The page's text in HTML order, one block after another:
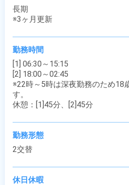
長期
※3ヶ月更新
勤務時間
[1] 06:30～15:15
[2] 18:00～02:45
※22時～5時は深夜勤務のため18
す。
休憩：[1]45分、[2]45分
勤務形態
2交替
休日休暇